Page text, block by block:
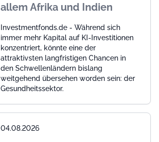
allem Afrika und Indien
Investmentfonds.de - Während sich
immer mehr Kapital auf KI-Investitionen
konzentriert, könnte eine der
attraktivsten langfristigen Chancen in
den Schwellenländern bislang
weitgehend übersehen worden sein: der
Gesundheitssektor.
04.08.2026